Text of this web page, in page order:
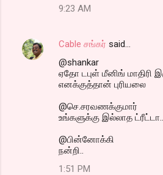
9:23 AM
Cable சங்கர் said…
@shankar
ஏதோ டபுள் மீனிங் மாதிரி
எனக்குத்தான் புரியலை
@செ.சரவணக்குமார்
உங்களுக்கு இல்லாத ட்ரீட்டா..
@பின்னோக்கி
நன்றி..
1:51 PM